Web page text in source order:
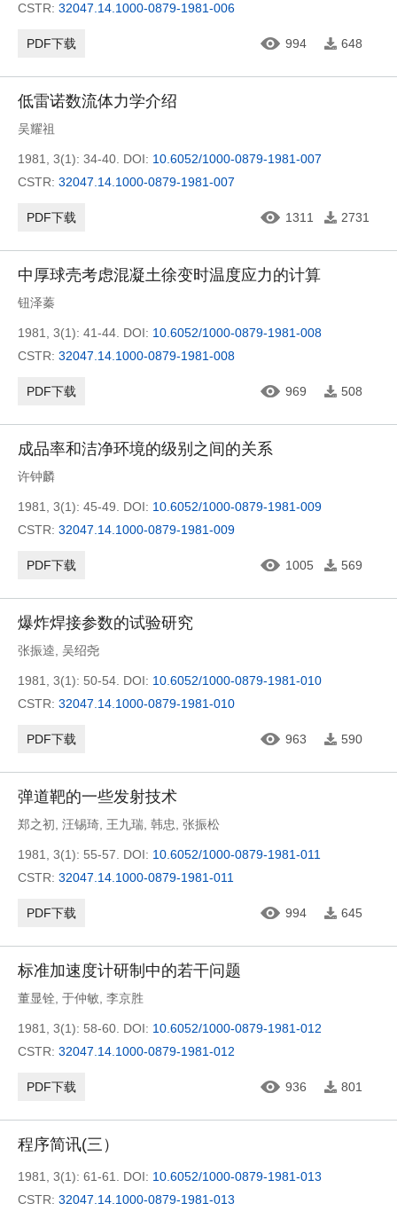
CSTR: 32047.14.1000-0879-1981-006
PDF下载 994 648
低雷诺数流体力学介绍
吴耀祖
1981, 3(1): 34-40. DOI: 10.6052/1000-0879-1981-007
CSTR: 32047.14.1000-0879-1981-007
PDF下载 1311 2731
中厚球壳考虑混凝土徐变时温度应力的计算
钮泽蓁
1981, 3(1): 41-44. DOI: 10.6052/1000-0879-1981-008
CSTR: 32047.14.1000-0879-1981-008
PDF下载 969 508
成品率和洁净环境的级别之间的关系
许钟麟
1981, 3(1): 45-49. DOI: 10.6052/1000-0879-1981-009
CSTR: 32047.14.1000-0879-1981-009
PDF下载 1005 569
爆炸焊接参数的试验研究
张振逵 吴绍尧
1981, 3(1): 50-54. DOI: 10.6052/1000-0879-1981-010
CSTR: 32047.14.1000-0879-1981-010
PDF下载 963 590
弹道靶的一些发射技术
郑之初 汪锡琦 王九瑞 韩忠 张振松
1981, 3(1): 55-57. DOI: 10.6052/1000-0879-1981-011
CSTR: 32047.14.1000-0879-1981-011
PDF下载 994 645
标准加速度计研制中的若干问题
董显铨 于仲敏 李京胜
1981, 3(1): 58-60. DOI: 10.6052/1000-0879-1981-012
CSTR: 32047.14.1000-0879-1981-012
PDF下载 936 801
程序简讯(三）
1981, 3(1): 61-61. DOI: 10.6052/1000-0879-1981-013
CSTR: 32047.14.1000-0879-1981-013